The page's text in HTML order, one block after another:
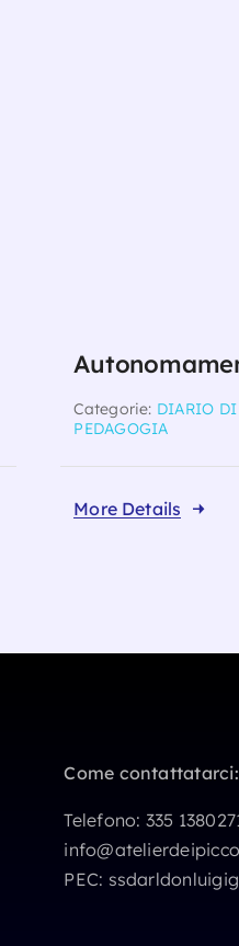
Categorie: DIARIO DI
PEDAGOGIA
More Details
Come contattatarci:
Telefono: 335
PEC: